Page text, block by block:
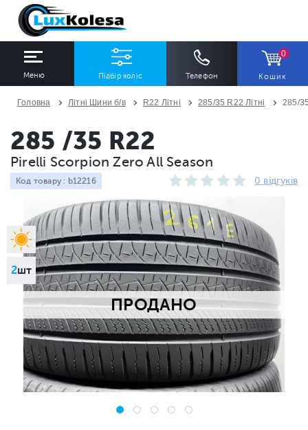
Меню Підбір коліс Телефон
0
Кошик
Ширина
Всі
Профіль Діаметр
Всі
Сезон
Всі
Кількість
Всі
ПІДІБРАТИ
Головна Літні Шини б/в R22 Літні 285/35 R22 Літні 285/
ПРОДАНО
2шт
285 /35 R22
Pirelli Scorpion Zero All Season
Код товару : b12216 0 відгуків